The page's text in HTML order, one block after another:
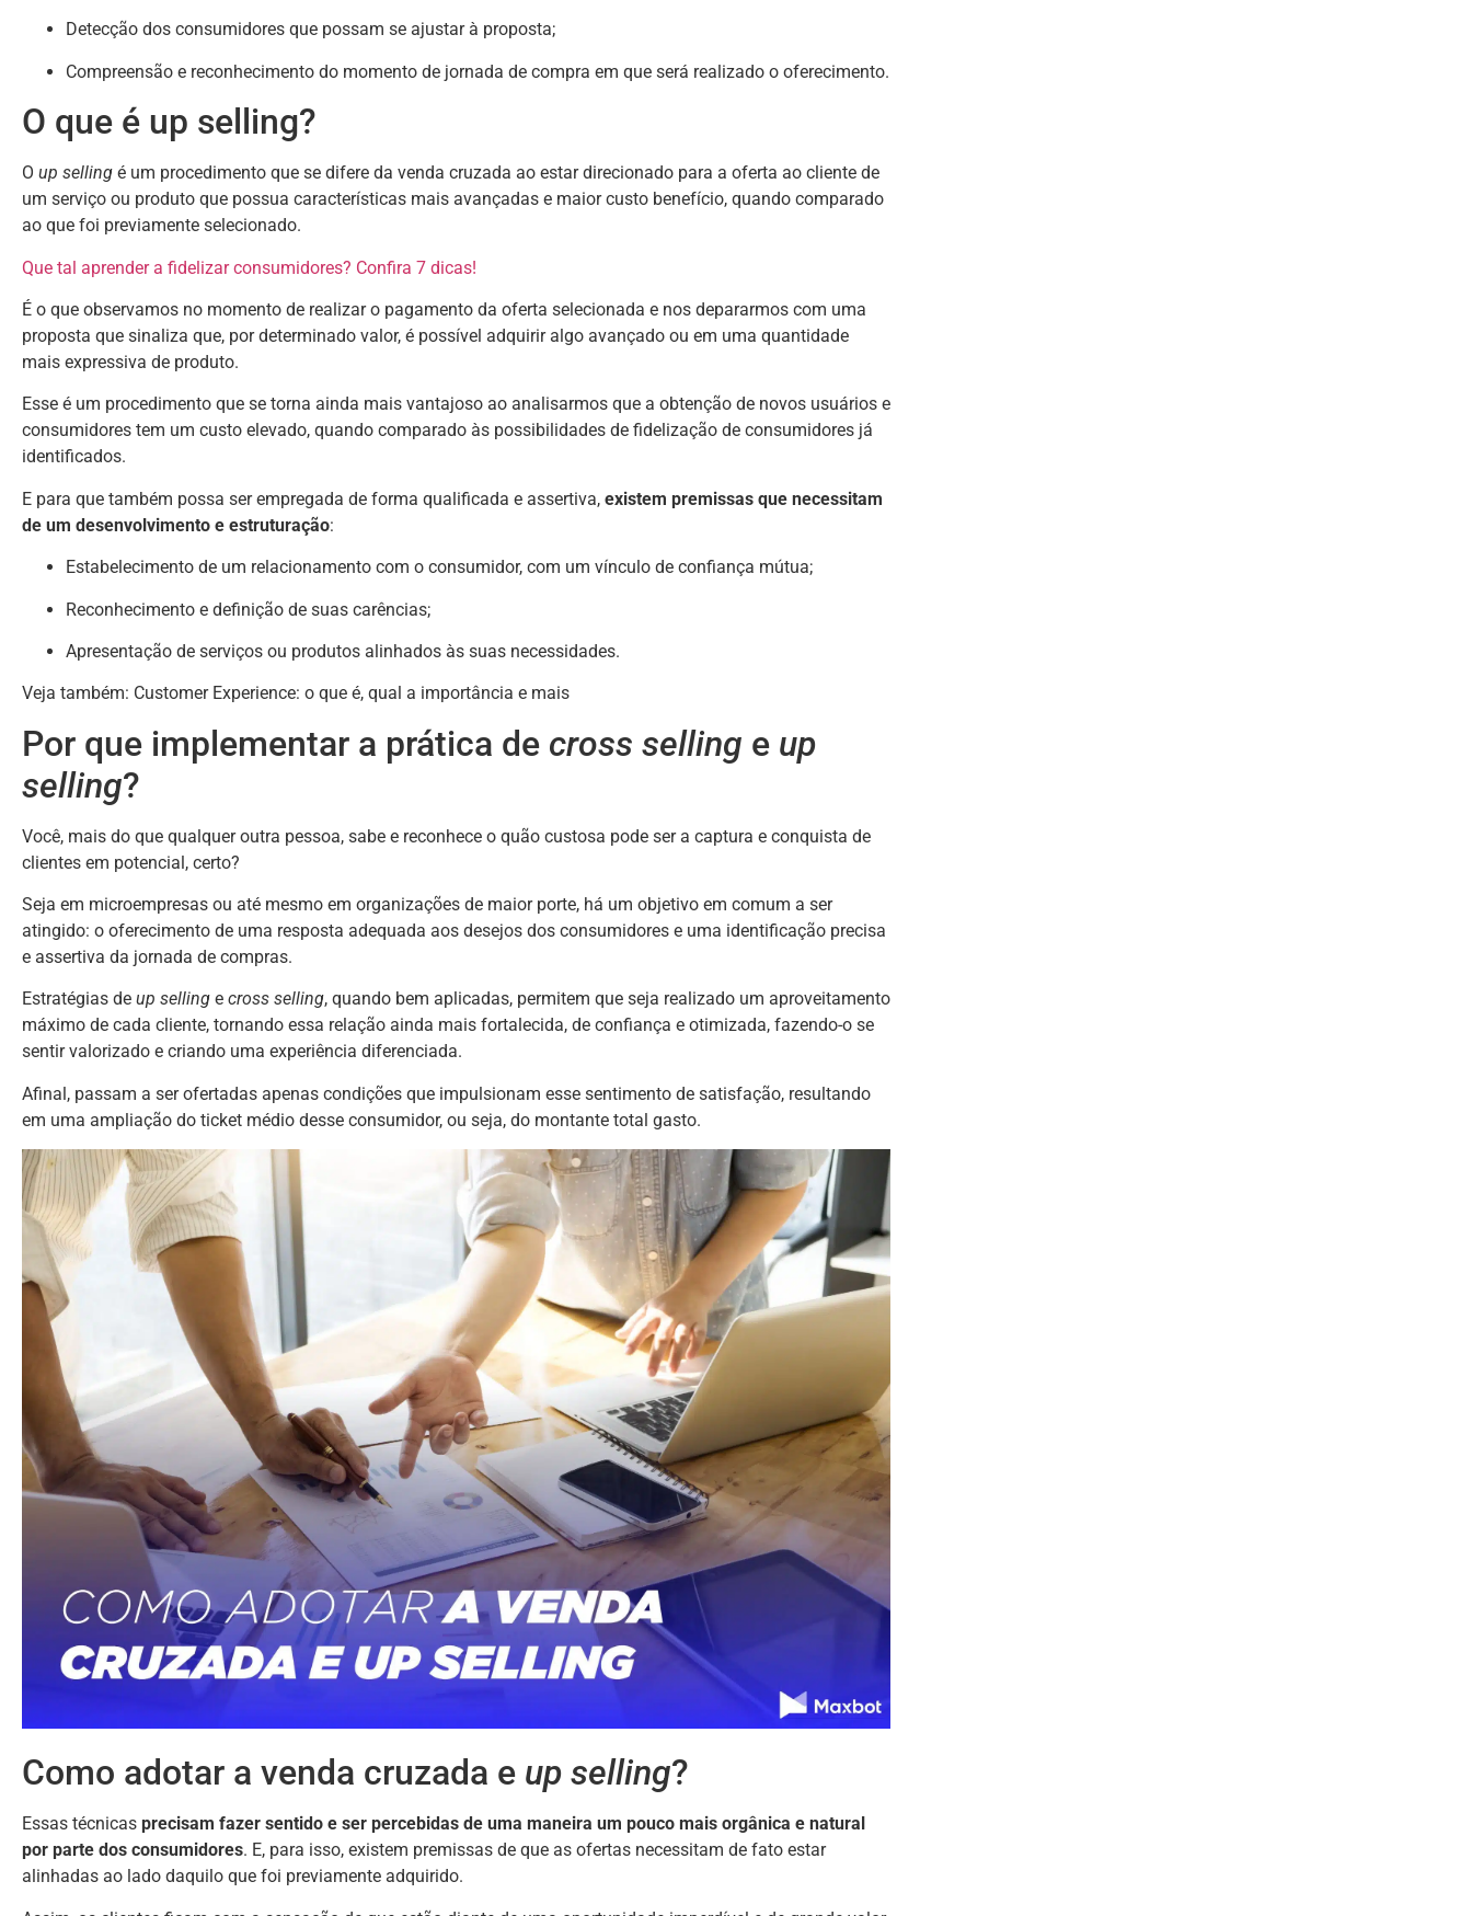
Detecção dos consumidores que possam se ajustar à proposta;
Compreensão e reconhecimento do momento de jornada de compra em que será realizado o oferecimento.
O que é up selling?
O up selling é um procedimento que se difere da venda cruzada ao estar direcionado para a oferta ao cliente de
um serviço ou produto que possua características mais avançadas e maior custo benefício, quando comparado
ao que foi previamente selecionado.
Que tal aprender a fidelizar consumidores? Confira 7 dicas!
É o que observamos no momento de realizar o pagamento da oferta selecionada e nos depararmos com uma
proposta que sinaliza que, por determinado valor, é possível adquirir algo avançado ou em uma quantidade
mais expressiva de produto.
Esse é um procedimento que se torna ainda mais vantajoso ao analisarmos que a obtenção de novos usuários e
consumidores tem um custo elevado, quando comparado às possibilidades de fidelização de consumidores já
identificados.
E para que também possa ser empregada de forma qualificada e assertiva, existem premissas que necessitam
de um desenvolvimento e estruturação:
Estabelecimento de um relacionamento com o consumidor, com um vínculo de confiança mútua;
Reconhecimento e definição de suas carências;
Apresentação de serviços ou produtos alinhados às suas necessidades.
Veja também: Customer Experience: o que é, qual a importância e mais
Por que implementar a prática de cross selling e up
selling?
Você, mais do que qualquer outra pessoa, sabe e reconhece o quão custosa pode ser a captura e conquista de
clientes em potencial, certo?
Seja em microempresas ou até mesmo em organizações de maior porte, há um objetivo em comum a ser
atingido: o oferecimento de uma resposta adequada aos desejos dos consumidores e uma identificação precisa
e assertiva da jornada de compras.
Estratégias de up selling e cross selling, quando bem aplicadas, permitem que seja realizado um aproveitamento
máximo de cada cliente, tornando essa relação ainda mais fortalecida, de confiança e otimizada, fazendo-o se
sentir valorizado e criando uma experiência diferenciada.
Afinal, passam a ser ofertadas apenas condições que impulsionam esse sentimento de satisfação, resultando
em uma ampliação do ticket médio desse consumidor, ou seja, do montante total gasto.
Como adotar a venda cruzada e up selling?
Essas técnicas precisam fazer sentido e ser percebidas de uma maneira um pouco mais orgânica e natural
por parte dos consumidores. E, para isso, existem premissas de que as ofertas necessitam de fato estar
alinhadas ao lado daquilo que foi previamente adquirido.